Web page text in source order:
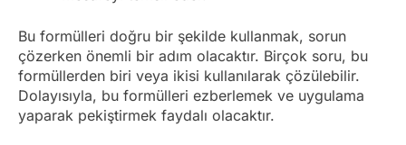
Bu formülleri doğru bir şekilde kullanmak, sorun
çözerken önemli bir adım olacaktır. Birçok soru, bu
formüllerden biri veya ikisi kullanılarak çözülebilir.
Dolayısıyla, bu formülleri ezberlemek ve uygulama
yaparak pekiştirmek faydalı olacaktır.